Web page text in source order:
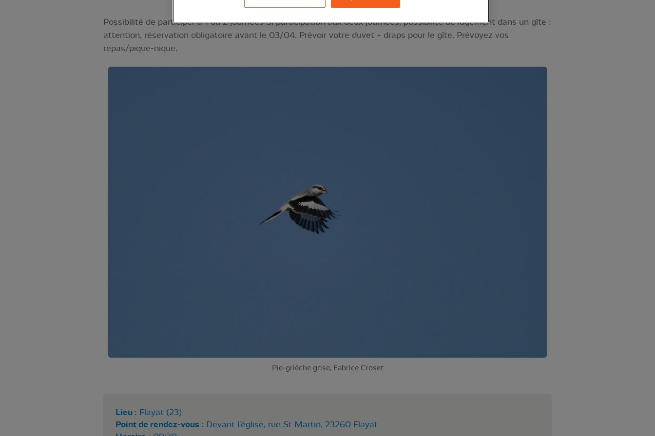
Possibilité de participer à 1 ou 2 journées Si participation aux deux journées, possibilité de logement dans un gîte :
attention, réservation obligatoire avant le 03/04. Prévoir votre duvet + draps pour le gîte. Prévoyez vos
repas/pique-nique.
Pie-grièche grise, Fabrice Croset
Lieu : Flayat (23)
Point de rendez-vous : Devant l'église, rue St Martin, 23260 Flayat